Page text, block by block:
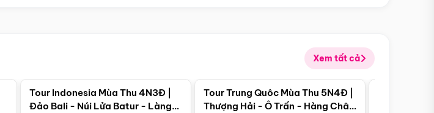
Xem tất cả
Tour Indonesia Mùa Thu 4N3Đ |
Đảo Bali - Núi Lửa Batur - Làng
Điểm nổi bật
Tour Trung Quôc Mùa Thu 5N4Đ |
Thượng Hải - Ô Trấn - Hàng Châu